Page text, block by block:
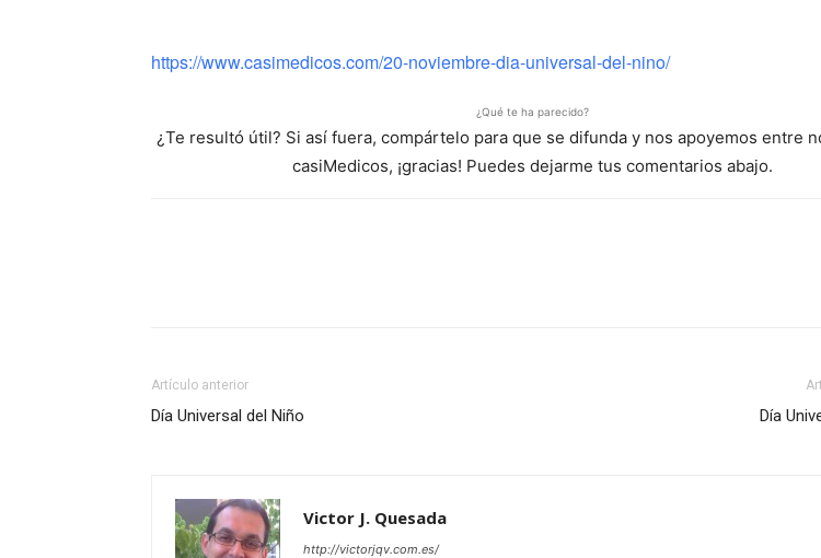
https://www.casimedicos.com/20-noviembre-dia-universal-del-nino/
¿Qué te ha parecido?
¿Te resultó útil? Si así fuera, compártelo para que se difunda y nos apoyemos entre
casiMedicos, ¡gracias! Puedes dejarme tus comentarios abajo.
Artículo anterior
Día Universal del Niño Día
Victor J. Quesada
http://victorjqv.com.es/